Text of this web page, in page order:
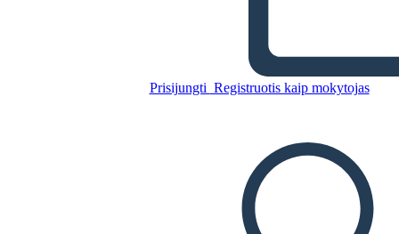
Prisijungti Registruotis kaip mokytojas
Beowulf - גיבור של מסע
SUKURTI SIUŽETINĘ LENTĄ
PALEISTI SKAIDRIŲ DEMONSTRACIJĄ